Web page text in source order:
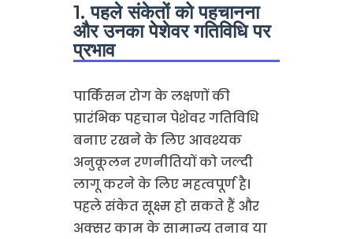
1. पहले संकेतों को पहचानना
और उनका पेशेवर गतिविधि पर
प्रभाव
पार्किंसन रोग के लक्षणों की
प्रारंभिक पहचान पेशेवर गतिविधि
बनाए रखने के लिए आवश्यक
अनुकूलन रणनीतियों को जल्दी
लागू करने के लिए महत्वपूर्ण है।
पहले संकेत सूक्ष्म हो सकते हैं और
अक्सर काम के सामान्य तनाव या